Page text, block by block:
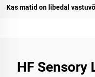
Kas matid on libedal
HF Sensory